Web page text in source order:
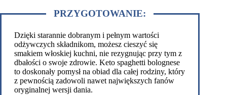
PRZYGOTOWANIE:
Dzięki starannie dobranym i pełnym wartości
odżywczych składnikom, możesz cieszyć się
smakiem włoskiej kuchni, nie rezygnując przy tym z
dbałości o swoje zdrowie. Keto spaghetti bolognese
to doskonały pomysł na obiad dla całej rodziny, który
z pewnością zadowoli nawet największych fanów
oryginalnej wersji dania.